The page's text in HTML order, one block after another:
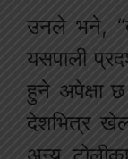
उनले भने,
यसपाली
हुने अपेक्षा
देशभित्र